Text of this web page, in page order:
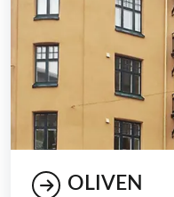
OLIVEN